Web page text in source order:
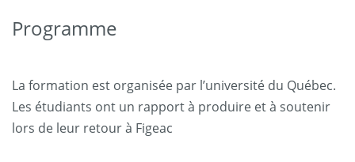
Programme
La formation est organisée par l’université du Québec.
Les étudiants ont un rapport à produire et à soutenir
lors de leur retour à Figeac